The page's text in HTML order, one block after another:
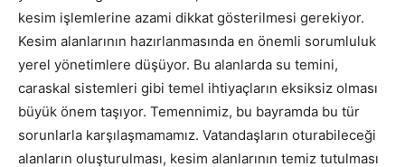
kesim işlemlerine azami dikkat gösterilmesi gerekiyor.
Kesim alanlarının hazırlanmasında en önemli sorumluluk
yerel yönetimlere düşüyor. Bu alanlarda su temini,
caraskal sistemleri gibi temel ihtiyaçların eksiksiz olması
büyük önem taşıyor. Temennimiz, bu bayramda bu tür
sorunlarla karşılaşmamamız. Vatandaşların oturabileceği
alanların oluşturulması, kesim alanlarının temiz tutulması